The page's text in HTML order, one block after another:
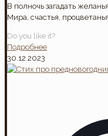
В полночь загадать
Мира, счастья,
Do you like it?
Подробнее
30.12.2023